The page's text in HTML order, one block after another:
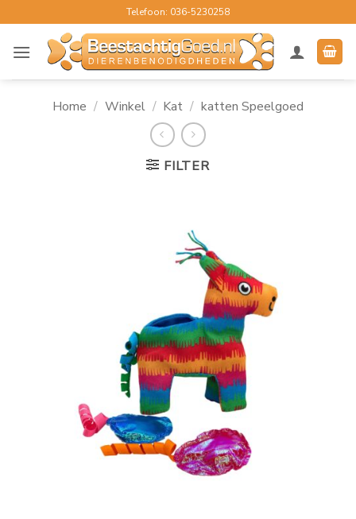
naar
inhoud
Telefoon: 036-5230258
Home / Winkel / Kat / katten Speelgoed
FILTER